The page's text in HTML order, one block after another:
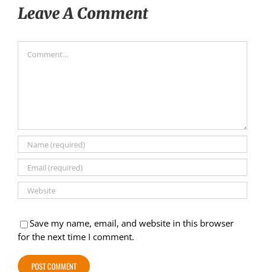
Leave A Comment
Save my name, email, and website in this browser
for the next time I comment.